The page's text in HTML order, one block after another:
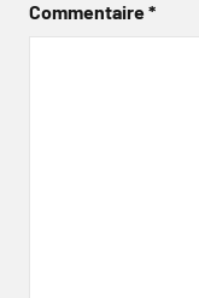
Commentaire*